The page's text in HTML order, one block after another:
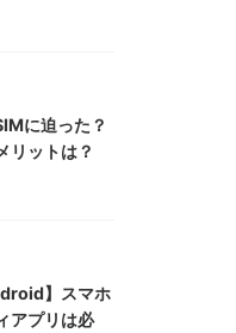
に迫った？
リットは？
】スマホ
アプリは必